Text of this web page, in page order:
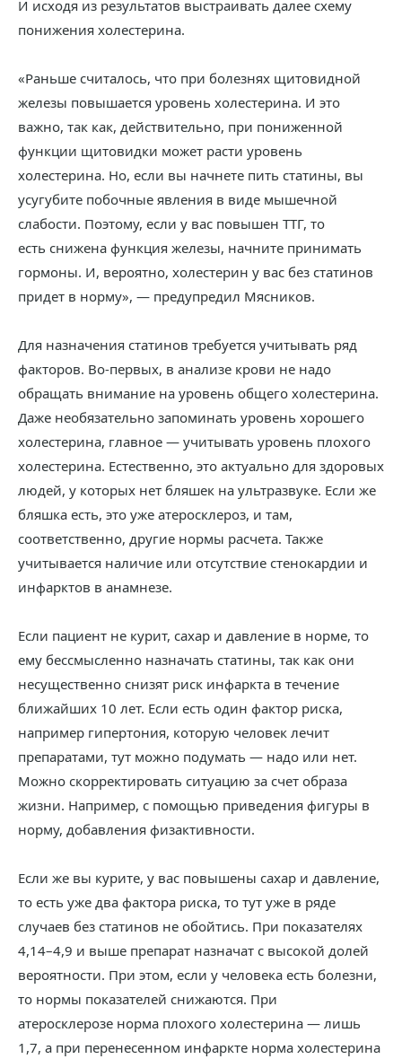
И исходя из результатов выстраивать далее схему
понижения холестерина.
«Раньше считалось, что при болезнях щитовидной
железы повышается уровень холестерина. И это
важно, так как, действительно, при пониженной
функции щитовидки может расти уровень
холестерина. Но, если вы начнете пить статины, вы
усугубите побочные явления в виде мышечной
слабости. Поэтому, если у вас повышен ТТГ, то
есть снижена функция железы, начните принимать
гормоны. И, вероятно, холестерин у вас без статинов
придет в норму», — предупредил Мясников.
Для назначения статинов требуется учитывать ряд
факторов. Во-первых, в анализе крови не надо
обращать внимание на уровень общего холестерина.
Даже необязательно запоминать уровень хорошего
холестерина, главное — учитывать уровень плохого
холестерина. Естественно, это актуально для здоровых
людей, у которых нет бляшек на ультразвуке. Если же
бляшка есть, это уже атеросклероз, и там,
соответственно, другие нормы расчета. Также
учитывается наличие или отсутствие стенокардии и
инфарктов в анамнезе.
Если пациент не курит, сахар и давление в норме, то
ему бессмысленно назначать статины, так как они
несущественно снизят риск инфаркта в течение
ближайших 10 лет. Если есть один фактор риска,
например гипертония, которую человек лечит
препаратами, тут можно подумать — надо или нет.
Можно скорректировать ситуацию за счет образа
жизни. Например, с помощью приведения фигуры в
норму, добавления физактивности.
Если же вы курите, у вас повышены сахар и давление,
то есть уже два фактора риска, то тут уже в ряде
случаев без статинов не обойтись. При показателях
4,14–4,9 и выше препарат назначат с высокой долей
вероятности. При этом, если у человека есть болезни,
то нормы показателей снижаются. При
атеросклерозе норма плохого холестерина — лишь
1,7, а при перенесенном инфаркте норма холестерина